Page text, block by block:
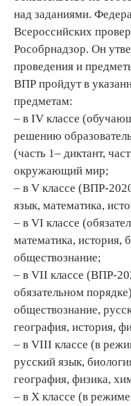
над заданиями.
Всероссийских
Рособрнадзор. Он
проведения и
ВПР пройдут в
предметам:
– в IV классе
решению
(часть 1– диктант,
окружающий мир;
– в V классе (ВПР-
язык, математика,
– в VI классе
математика, история,
обществознание;
– в VII классе (ВПР-
обязательном
обществознание,
география, история,
– в VIII классе (в
русский язык,
география, физика,
– в X классе (в